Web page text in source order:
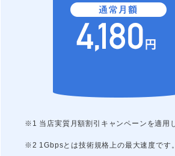
※1 当店実質月額割引キャンペーンを適用
※2 1Gbpsとは技術規格上の最大速度です